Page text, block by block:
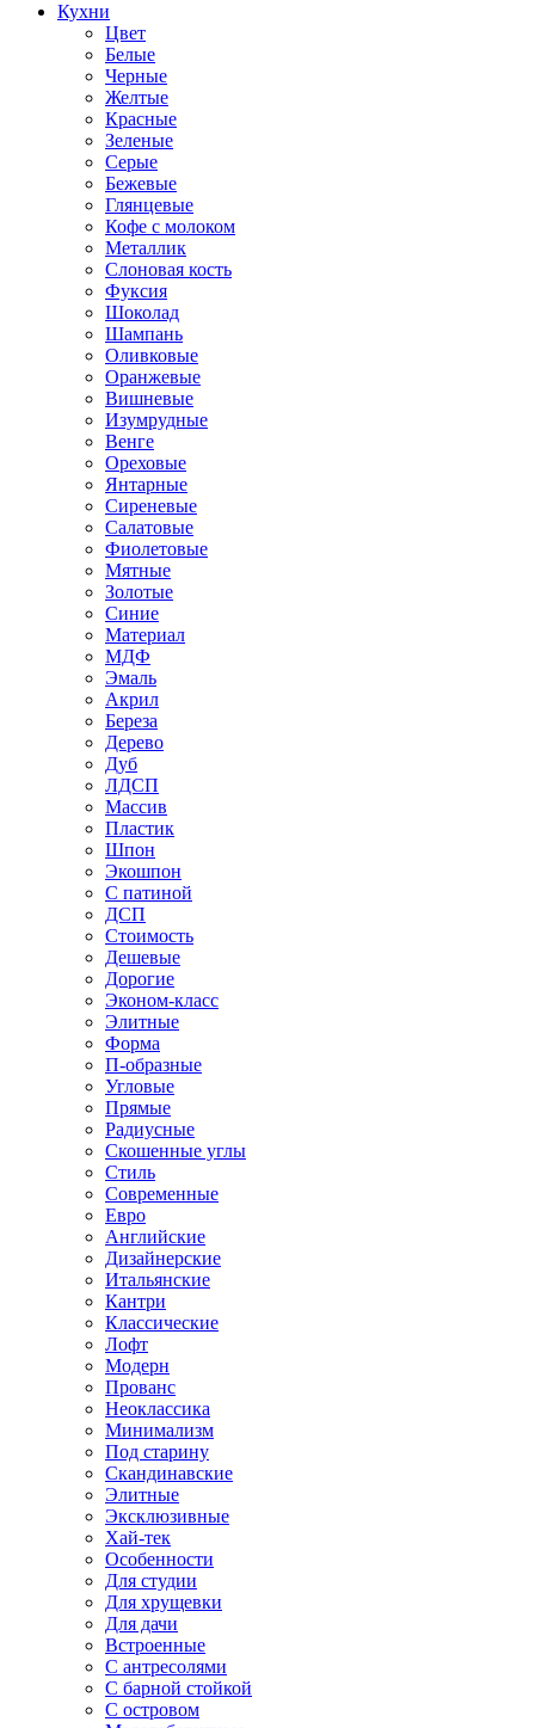
Кухни
Цвет
Белые
Черные
Желтые
Красные
Зеленые
Серые
Бежевые
Глянцевые
Кофе с молоком
Металлик
Слоновая кость
Фуксия
Шоколад
Шампань
Оливковые
Оранжевые
Вишневые
Изумрудные
Венге
Ореховые
Янтарные
Сиреневые
Салатовые
Фиолетовые
Мятные
Золотые
Синие
Материал
МДФ
Эмаль
Акрил
Береза
Дерево
Дуб
ЛДСП
Массив
Пластик
Шпон
Экошпон
С патиной
ДСП
Стоимость
Дешевые
Дорогие
Эконом-класс
Элитные
Форма
П-образные
Угловые
Прямые
Радиусные
Скошенные углы
Стиль
Современные
Евро
Английские
Дизайнерские
Итальянские
Кантри
Классические
Лофт
Модерн
Прованс
Неоклассика
Минимализм
Под старину
Скандинавские
Элитные
Эксклюзивные
Хай-тек
Особенности
Для студии
Для хрущевки
Для дачи
Встроенные
С антресолями
С барной стойкой
С островом